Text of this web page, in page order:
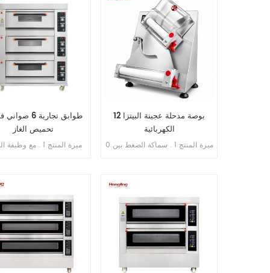
تحميص الغاز
ميزة المنتج 1 . مع
. 4 . أنابيب غاز الألومنيوم
12 بوصة مدحلة عجينة البيتزا
الكهربائية
ميزة المنتج 1 . سماكة الضغط بين 0
قطر 100-300 مم (3-12 ' ') 4 .
الحركة: بلاستيك 6 . مادة الجسم:
كامل SS . 304 من الداخل والخارج